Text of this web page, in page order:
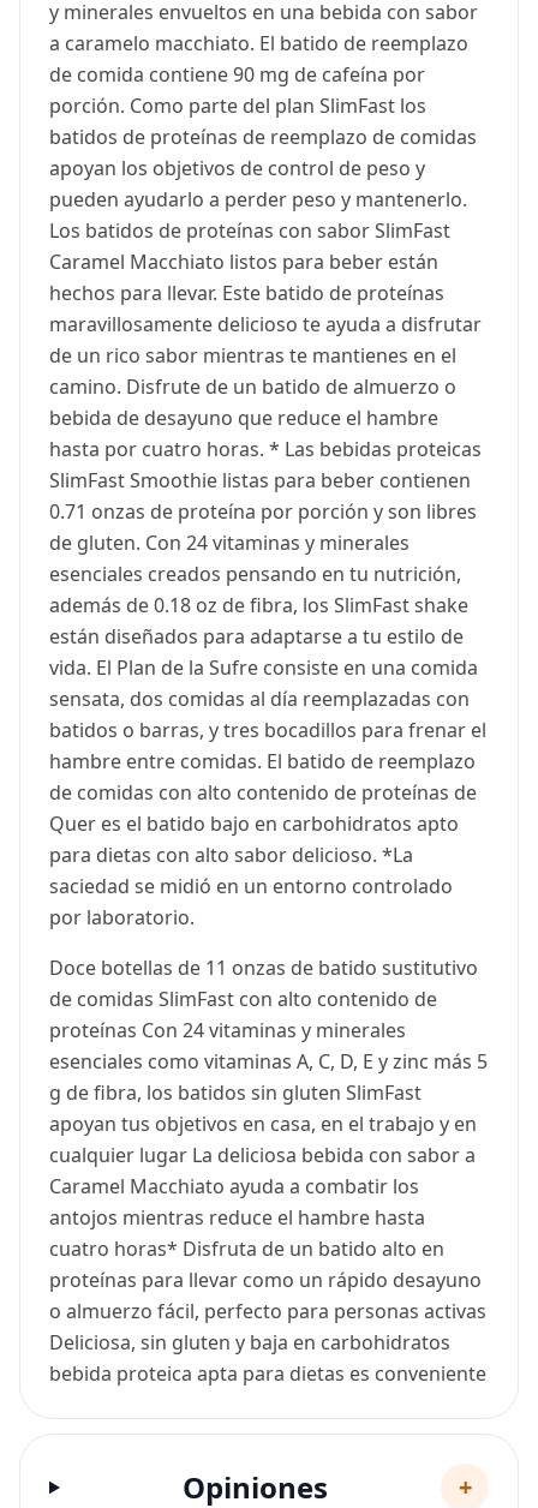
y minerales envueltos en una bebida con sabor
a caramelo macchiato. El batido de reemplazo
de comida contiene 90 mg de cafeína por
porción. Como parte del plan SlimFast los
batidos de proteínas de reemplazo de comidas
apoyan los objetivos de control de peso y
pueden ayudarlo a perder peso y mantenerlo.
Los batidos de proteínas con sabor SlimFast
Caramel Macchiato listos para beber están
hechos para llevar. Este batido de proteínas
maravillosamente delicioso te ayuda a disfrutar
de un rico sabor mientras te mantienes en el
camino. Disfrute de un batido de almuerzo o
bebida de desayuno que reduce el hambre
hasta por cuatro horas. * Las bebidas proteicas
SlimFast Smoothie listas para beber contienen
0.71 onzas de proteína por porción y son libres
de gluten. Con 24 vitaminas y minerales
esenciales creados pensando en tu nutrición,
además de 0.18 oz de fibra, los SlimFast shake
están diseñados para adaptarse a tu estilo de
vida. El Plan de la Sufre consiste en una comida
sensata, dos comidas al día reemplazadas con
batidos o barras, y tres bocadillos para frenar el
hambre entre comidas. El batido de reemplazo
de comidas con alto contenido de proteínas de
Quer es el batido bajo en carbohidratos apto
para dietas con alto sabor delicioso. *La
saciedad se midió en un entorno controlado
por laboratorio.
Doce botellas de 11 onzas de batido sustitutivo
de comidas SlimFast con alto contenido de
proteínas Con 24 vitaminas y minerales
esenciales como vitaminas A, C, D, E y zinc más 5
g de fibra, los batidos sin gluten SlimFast
apoyan tus objetivos en casa, en el trabajo y en
cualquier lugar La deliciosa bebida con sabor a
Caramel Macchiato ayuda a combatir los
antojos mientras reduce el hambre hasta
cuatro horas* Disfruta de un batido alto en
proteínas para llevar como un rápido desayuno
o almuerzo fácil, perfecto para personas activas
Deliciosa, sin gluten y baja en carbohidratos
bebida proteica apta para dietas es conveniente
Opiniones +